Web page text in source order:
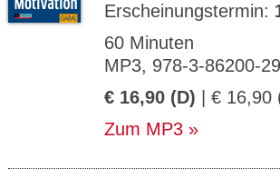
Erscheinungstermin:
60 Minuten
MP3, 978-3-86200-
€ 16,90 (D) | € 16,90
Zum MP3